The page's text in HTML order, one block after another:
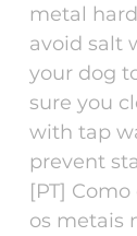
metal
avoid salt
your dog
sure you
with tap
prevent
[PT]
os metais